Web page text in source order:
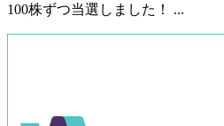
100株ずつ当選しました！ ...